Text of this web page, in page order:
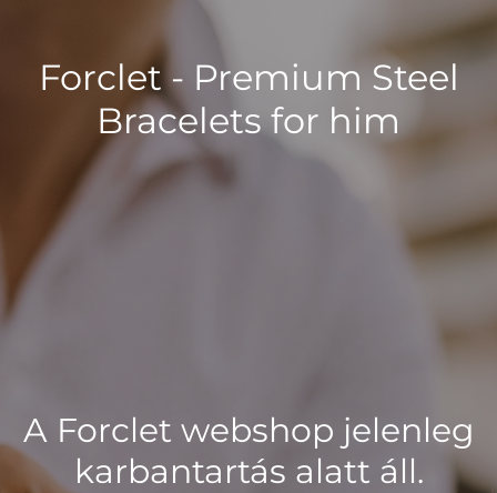
Forclet - Premium Steel
Bracelets for him
A Forclet webshop jelenleg
karbantartás alatt áll.